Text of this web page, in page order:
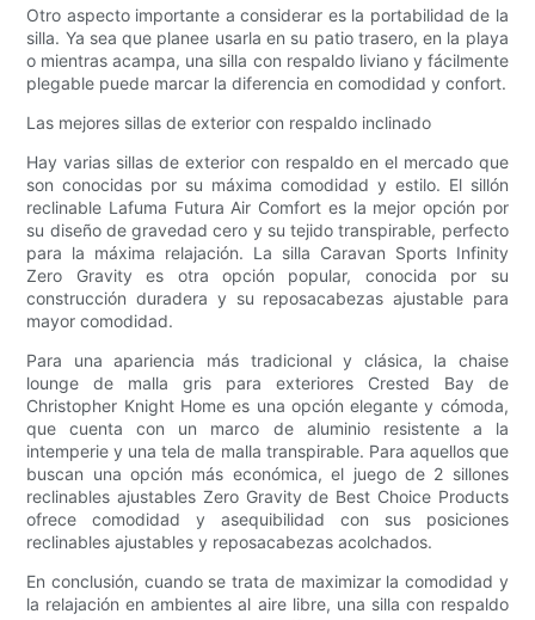
Otro aspecto importante a considerar es la portabilidad de la
silla. Ya sea que planee usarla en su patio trasero, en la playa
o mientras acampa, una silla con respaldo liviano y fácilmente
plegable puede marcar la diferencia en comodidad y confort.
Las mejores sillas de exterior con respaldo inclinado
Hay varias sillas de exterior con respaldo en el mercado que
son conocidas por su máxima comodidad y estilo. El sillón
reclinable Lafuma Futura Air Comfort es la mejor opción por
su diseño de gravedad cero y su tejido transpirable, perfecto
para la máxima relajación. La silla Caravan Sports Infinity
Zero Gravity es otra opción popular, conocida por su
construcción duradera y su reposacabezas ajustable para
mayor comodidad.
Para una apariencia más tradicional y clásica, la chaise
lounge de malla gris para exteriores Crested Bay de
Christopher Knight Home es una opción elegante y cómoda,
que cuenta con un marco de aluminio resistente a la
intemperie y una tela de malla transpirable. Para aquellos que
buscan una opción más económica, el juego de 2 sillones
reclinables ajustables Zero Gravity de Best Choice Products
ofrece comodidad y asequibilidad con sus posiciones
reclinables ajustables y reposacabezas acolchados.
En conclusión, cuando se trata de maximizar la comodidad y
la relajación en ambientes al aire libre, una silla con respaldo